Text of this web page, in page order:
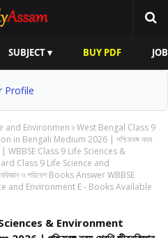
SUBJECT ▾ BUY PDF
Profile
and Environmen
West Bengal Class 9
in Bengali Medium 2026 | পশ্চিমবঙ্গ নবম
| WBBSE Class 9 Life Sciences &
Class 9 Life Science and
ও পরিবেশ Books Answer WBBSE
and Environment E - Books Available
& Environment